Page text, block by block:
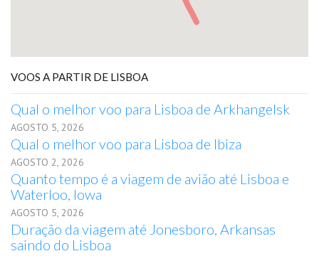
VOOS A PARTIR DE LISBOA
Qual o melhor voo para Lisboa de Arkhangelsk
AGOSTO 5, 2026
Qual o melhor voo para Lisboa de Ibiza
AGOSTO 2, 2026
Quanto tempo é a viagem de avião até Lisboa e
Waterloo, Iowa
AGOSTO 5, 2026
Duração da viagem até Jonesboro, Arkansas
saindo do Lisboa